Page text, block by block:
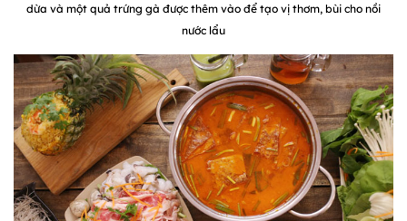
dừa và một quả trứng gà được thêm vào để tạo vị thơm, bùi cho nồi
nước lẩu